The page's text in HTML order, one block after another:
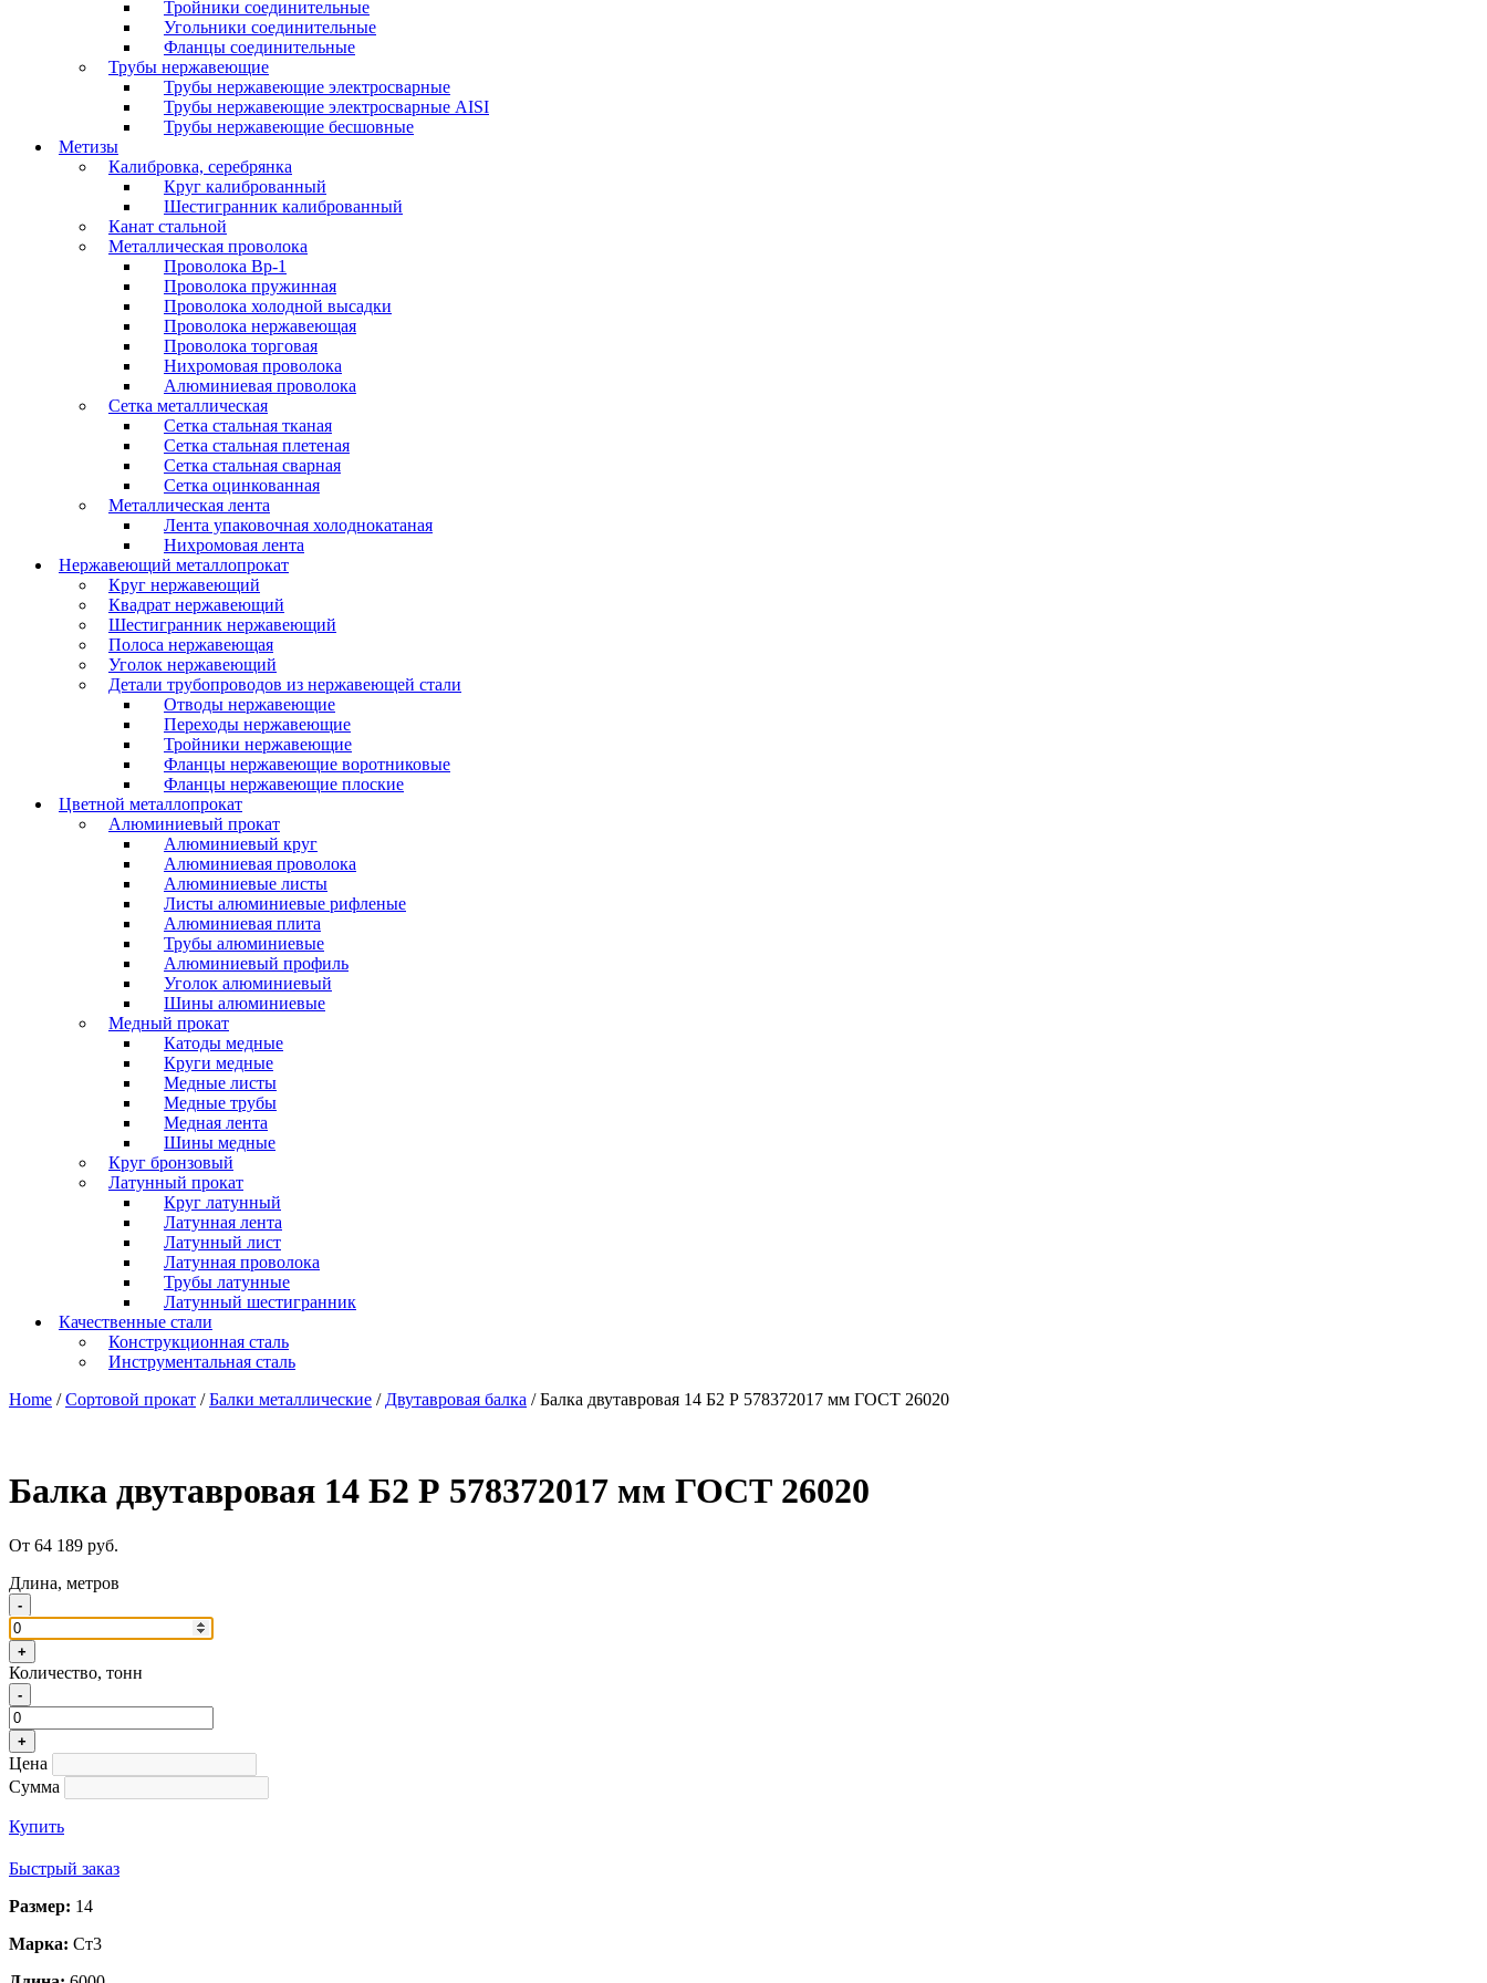
Тройники соединительные
Угольники соединительные
Фланцы соединительные
Трубы нержавеющие
Трубы нержавеющие электросварные
Трубы нержавеющие электросварные AISI
Трубы нержавеющие бесшовные
Метизы
Калибровка, серебрянка
Круг калиброванный
Шестигранник калиброванный
Канат стальной
Металлическая проволока
Проволока Вр-1
Проволока пружинная
Проволока холодной высадки
Проволока нержавеющая
Проволока торговая
Нихромовая проволока
Алюминиевая проволока
Сетка металлическая
Сетка стальная тканая
Сетка стальная плетеная
Сетка стальная сварная
Сетка оцинкованная
Металлическая лента
Лента упаковочная холоднокатаная
Нихромовая лента
Нержавеющий металлопрокат
Круг нержавеющий
Квадрат нержавеющий
Шестигранник нержавеющий
Полоса нержавеющая
Уголок нержавеющий
Детали трубопроводов из нержавеющей стали
Отводы нержавеющие
Переходы нержавеющие
Тройники нержавеющие
Фланцы нержавеющие воротниковые
Фланцы нержавеющие плоские
Цветной металлопрокат
Алюминиевый прокат
Алюминиевый круг
Алюминиевая проволока
Алюминиевые листы
Листы алюминиевые рифленые
Алюминиевая плита
Трубы алюминиевые
Алюминиевый профиль
Уголок алюминиевый
Шины алюминиевые
Медный прокат
Катоды медные
Круги медные
Медные листы
Медные трубы
Медная лента
Шины медные
Круг бронзовый
Латунный прокат
Круг латунный
Латунная лента
Латунный лист
Латунная проволока
Трубы латунные
Латунный шестигранник
Качественные стали
Конструкционная сталь
Инструментальная сталь
Home /Сортовой прокат /Балки металлические / Двутавровая балка / Балка двутавровая 14 Б2 Р 578372017 мм ГОСТ 26020
Балка двутавровая 14 Б2 Р 578372017 мм ГОСТ 26020
От 64 189 руб.
Длина, метров
-
+
Количество, тонн
-
+
Цена
Сумма
Купить
Быстрый заказ
Размер: 14
Марка: Ст3